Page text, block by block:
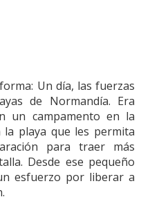
Un día, las fuerzas
de Normandía. Era
un campamento en la
playa que les permita
para traer más
Desde ese pequeño
esfuerzo por liberar a